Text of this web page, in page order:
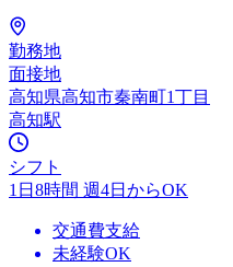
勤務地
面接地
高知県高知市秦南町1丁目
高知駅
シフト
1日8時間 週4日からOK
交通費支給
未経験OK